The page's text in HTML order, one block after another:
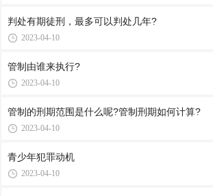
判处有期徒刑，最多可以判处几年?
2023-04-10
管制由谁来执行?
2023-04-10
管制的刑期范围是什么呢?管制刑期如何计算?
2023-04-10
青少年犯罪动机
2023-04-10